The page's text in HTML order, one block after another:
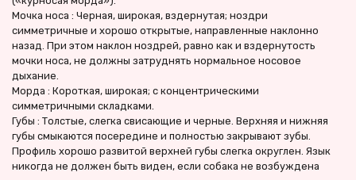
Мочка носа : Черная, широкая, вздернутая; ноздри
симметричные и хорошо открытые, направленные наклонно
назад. При этом наклон ноздрей, равно как и вздернутость
мочки носа, не должны затруднять нормальное носовое
дыхание.
Морда : Короткая, широкая; с концентрическими
симметричными складками.
Губы : Толстые, слегка свисающие и черные. Верхняя и нижняя
губы смыкаются посередине и полностью закрывают зубы.
Профиль хорошо развитой верхней губы слегка округлен. Язык
никогда не должен быть виден, если собака не возбуждена